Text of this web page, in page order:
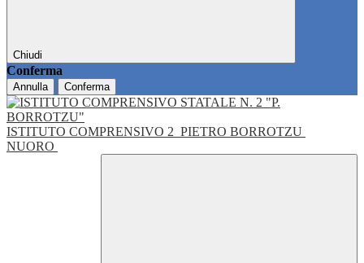
Chiudi
Conferma
Annulla Conferma
ISTITUTO COMPRENSIVO 2 PIETRO BORROTZU
NUORO